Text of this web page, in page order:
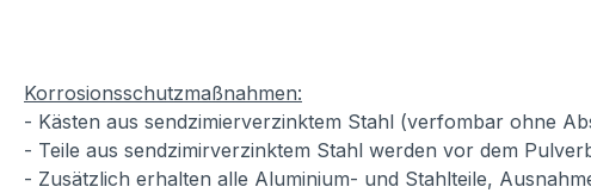
Korrosionsschutzmaßnahmen:
- Kästen aus sendzimierverzinktem Stahl (verfombar ohne
- Teile aus sendzimirverzinktem Stahl werden vor dem
- Zusätzlich erhalten alle Aluminium- und Stahlteile,